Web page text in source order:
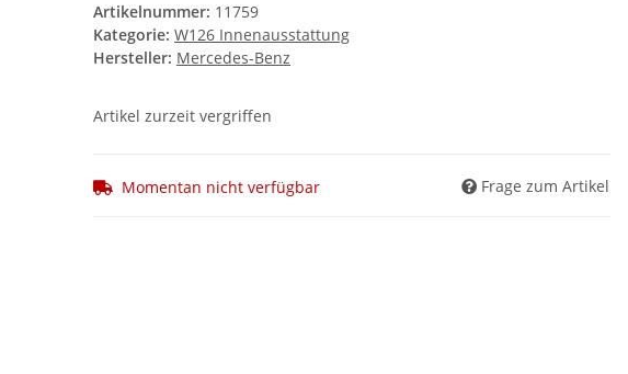
Artikelnummer: 11759
Kategorie: W126 Innenausstattung
Hersteller: Mercedes-Benz
Artikel zurzeit vergriffen
Momentan nicht verfügbar Frage zum Artikel